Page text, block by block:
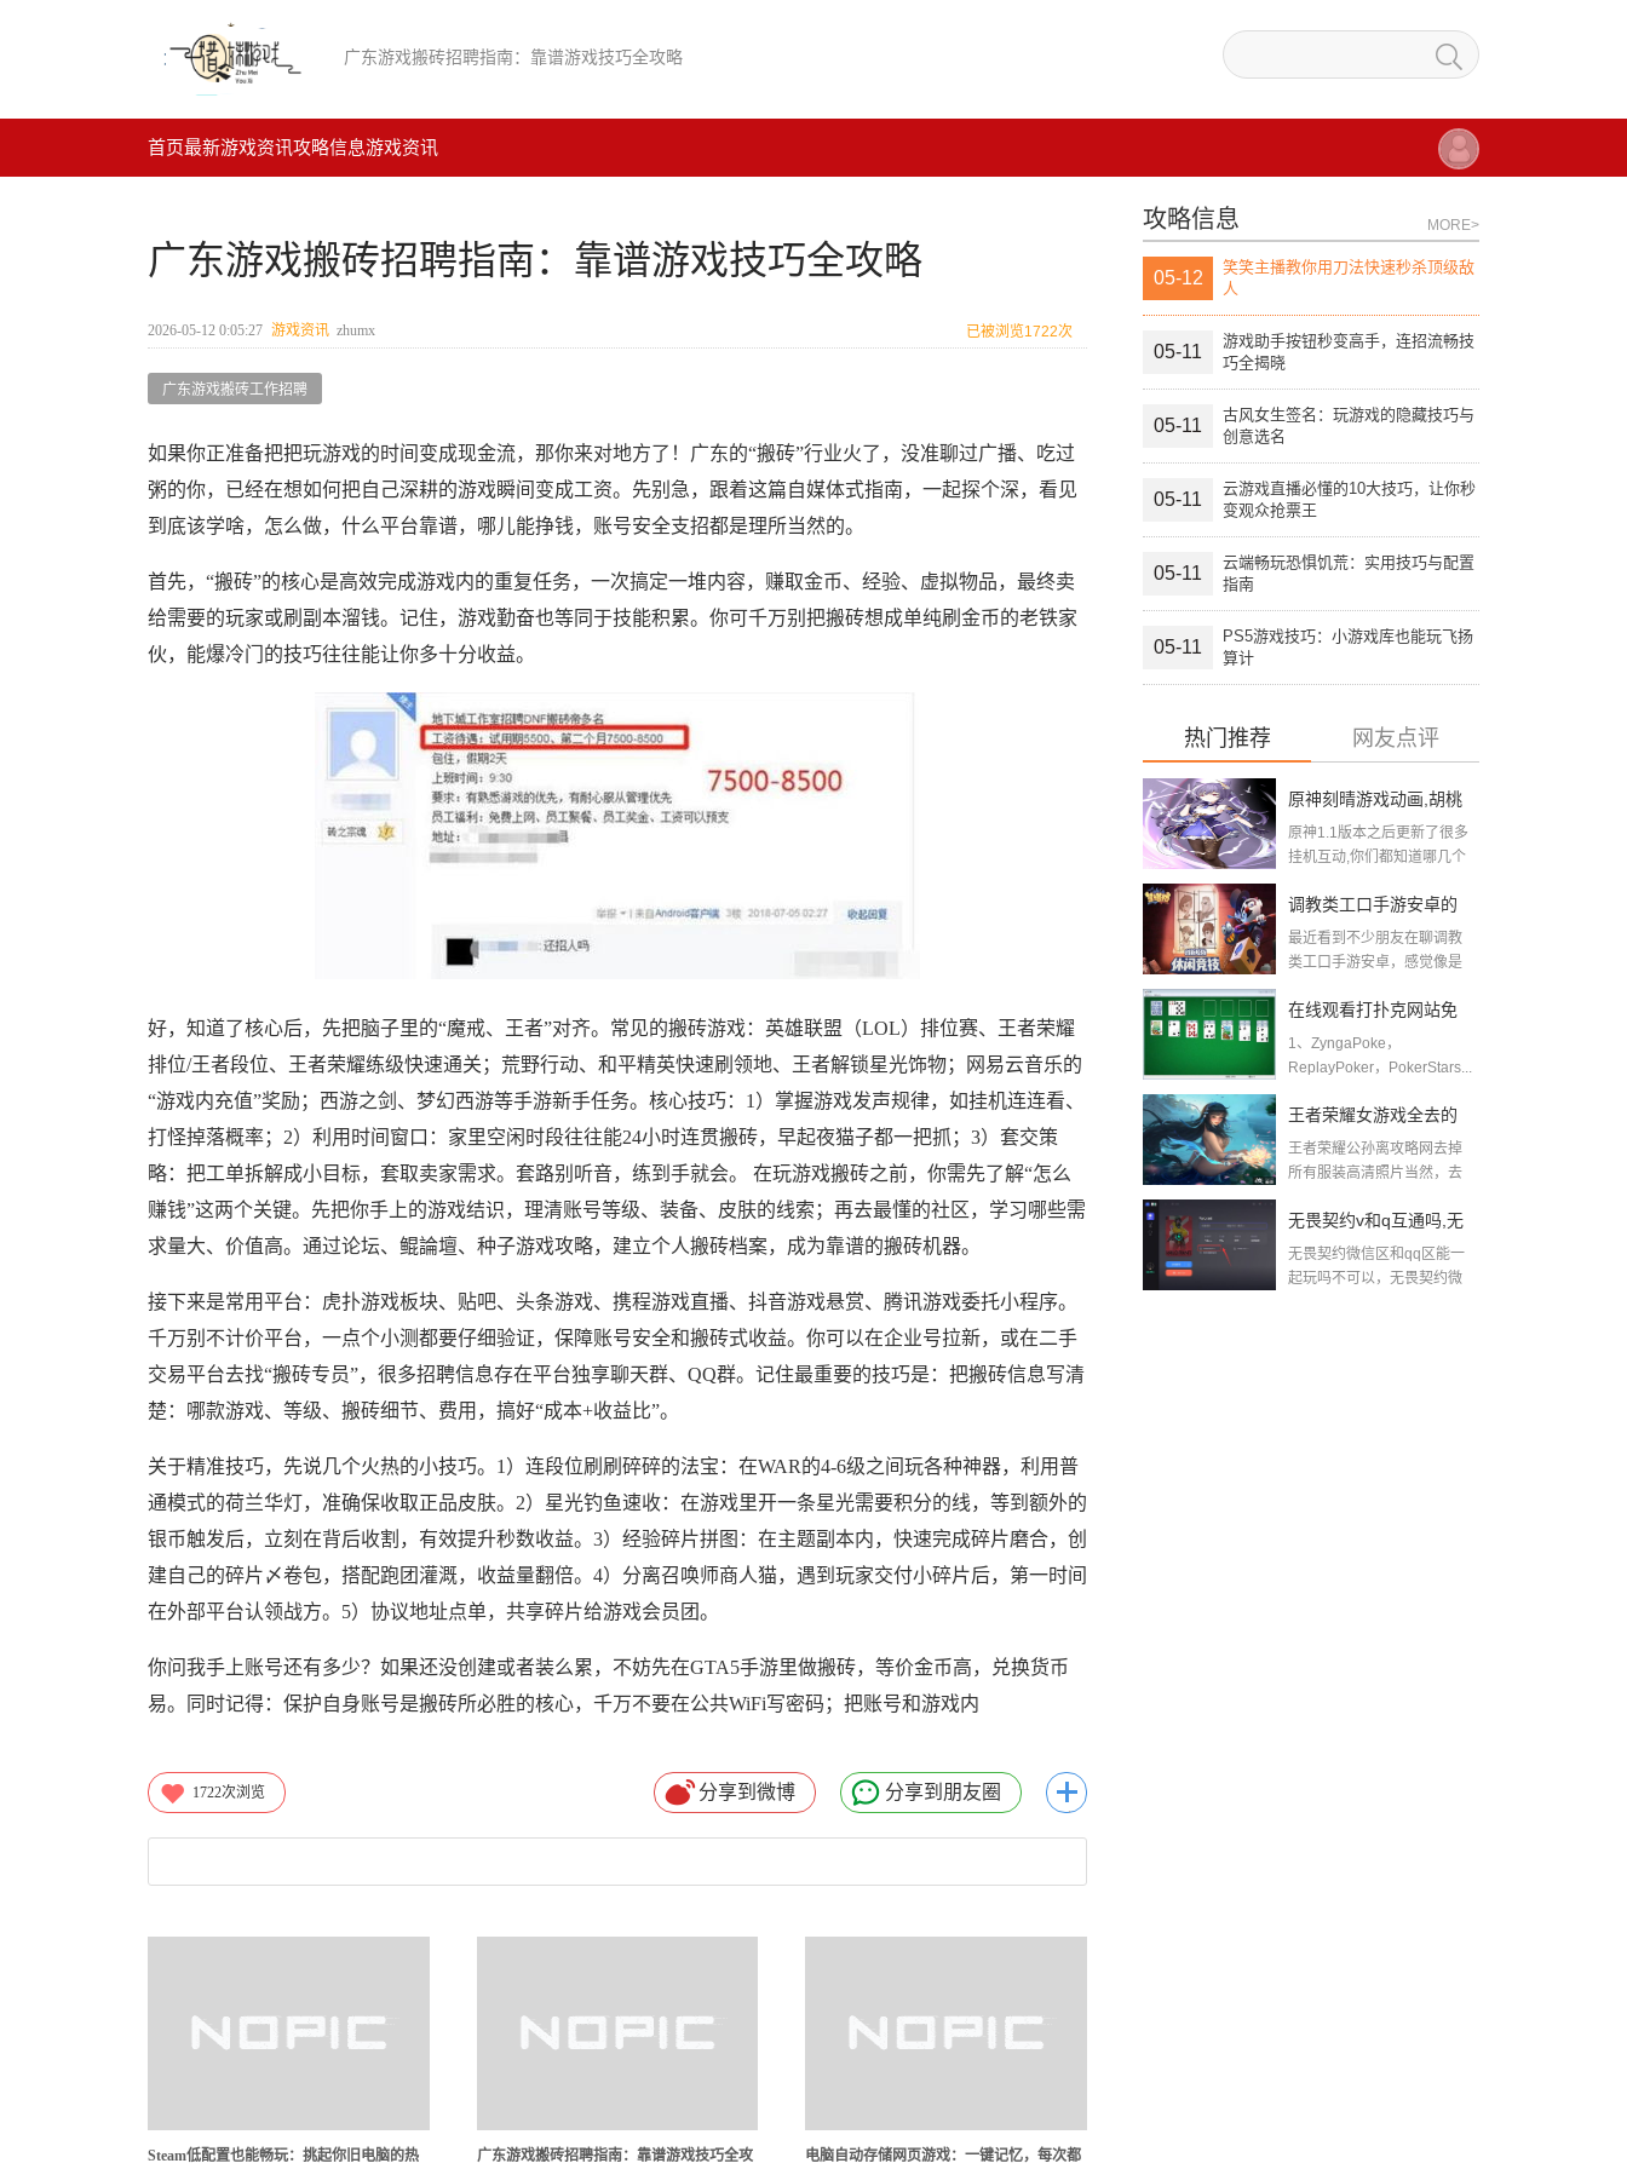
广东游戏搬砖招聘指南：靠谱游戏技巧全攻略
首页最新游戏资讯攻略信息游戏资讯
广东游戏搬砖招聘指南：靠谱游戏技巧全攻略
2026-05-12 0:05:27 游戏资讯 zhumx 已被浏览1722次
广东游戏搬砖工作招聘
如果你正准备把把玩游戏的时间变成现金流，那你来对地方了！广东的“搬砖”行业火了，没准聊过广播、吃过
粥的你，已经在想如何把自己深耕的游戏瞬间变成工资。先别急，跟着这篇自媒体式指南，一起探个深，看见
到底该学啥，怎么做，什么平台靠谱，哪儿能挣钱，账号安全支招都是理所当然的。
首先，“搬砖”的核心是高效完成游戏内的重复任务，一次搞定一堆内容，赚取金币、经验、虚拟物品，最终卖
给需要的玩家或刷副本溜钱。记住，游戏勤奋也等同于技能积累。你可千万别把搬砖想成单纯刷金币的老铁家
伙，能爆冷门的技巧往往能让你多十分收益。
好，知道了核心后，先把脑子里的“魔戒、王者”对齐。常见的搬砖游戏：英雄联盟（LOL）排位赛、王者荣耀
排位/王者段位、王者荣耀练级快速通关；荒野行动、和平精英快速刷领地、王者解锁星光饰物；网易云音乐的
“游戏内充值”奖励；西游之剑、梦幻西游等手游新手任务。核心技巧：1）掌握游戏发声规律，如挂机连连看、
打怪掉落概率；2）利用时间窗口：家里空闲时段往往能24小时连贯搬砖，早起夜猫子都一把抓；3）套交策
略：把工单拆解成小目标，套取卖家需求。套路别听音，练到手就会。 在玩游戏搬砖之前，你需先了解“怎么
赚钱”这两个关键。先把你手上的游戏结识，理清账号等级、装备、皮肤的线索；再去最懂的社区，学习哪些需
求量大、价值高。通过论坛、鲲論壇、种子游戏攻略，建立个人搬砖档案，成为靠谱的搬砖机器。
接下来是常用平台：虎扑游戏板块、贴吧、头条游戏、携程游戏直播、抖音游戏悬赏、腾讯游戏委托小程序。
千万别不计价平台，一点个小测都要仔细验证，保障账号安全和搬砖式收益。你可以在企业号拉新，或在二手
交易平台去找“搬砖专员”，很多招聘信息存在平台独享聊天群、QQ群。记住最重要的技巧是：把搬砖信息写清
楚：哪款游戏、等级、搬砖细节、费用，搞好“成本+收益比”。
关于精准技巧，先说几个火热的小技巧。1）连段位刷刷碎碎的法宝：在WAR的4-6级之间玩各种神器，利用普
通模式的荷兰华灯，准确保收取正品皮肤。2）星光钓鱼速收：在游戏里开一条星光需要积分的线，等到额外的
银币触发后，立刻在背后收割，有效提升秒数收益。3）经验碎片拼图：在主题副本内，快速完成碎片磨合，创
建自己的碎片〆卷包，搭配跑团灌溉，收益量翻倍。4）分离召唤师商人猫，遇到玩家交付小碎片后，第一时间
在外部平台认领战方。5）协议地址点单，共享碎片给游戏会员团。
你问我手上账号还有多少？如果还没创建或者装么累，不妨先在GTA5手游里做搬砖，等价金币高，兑换货币
易。同时记得：保护自身账号是搬砖所必胜的核心，千万不要在公共WiFi写密码；把账号和游戏内
1722次浏览 分享到微博 分享到朋友圈
Steam低配置也能畅玩：挑起你旧电脑的热 广东游戏搬砖招聘指南：靠谱游戏技巧全攻 电脑自动存储网页游戏：一键记忆，每次都
攻略信息 MORE>
05-12
笑笑主播教你用刀法快速秒杀顶级敌
人
05-11
游戏助手按钮秒变高手，连招流畅技
巧全揭晓
05-11
古风女生签名：玩游戏的隐藏技巧与
创意选名
05-11
云游戏直播必懂的10大技巧，让你秒
变观众抢票王
05-11
云端畅玩恐惧饥荒：实用技巧与配置
指南
05-11
PS5游戏技巧：小游戏库也能玩飞扬
算计
热门推荐 网友点评
原神刻晴游戏动画,胡桃
刻晴大战史莱姆在哪里
原神1.1版本之后更新了很多
挂机互动,你们都知道哪几个
调教类工口手游安卓的
市场与玩法解读（非露
最近看到不少朋友在聊调教
类工口手游安卓，感觉像是
在线观看打扑克网站免
费打牌的网站有哪些
1、ZyngaPoke，
ReplayPoker，PokerStars...
王者荣耀女游戏全去的
照片,王者荣耀把西施卧
王者荣耀公孙离攻略网去掉
所有服装高清照片当然，去
无畏契约v和q互通吗,无
畏契约可以转移qq号吗
无畏契约微信区和qq区能一
起玩吗不可以，无畏契约微